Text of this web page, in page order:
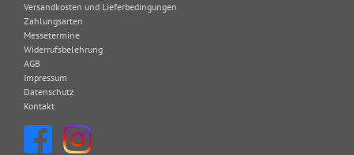
Versandkosten und Lieferbedingungen
Zahlungsarten
Messetermine
Widerrufsbelehrung
AGB
Impressum
Datenschutz
Kontakt